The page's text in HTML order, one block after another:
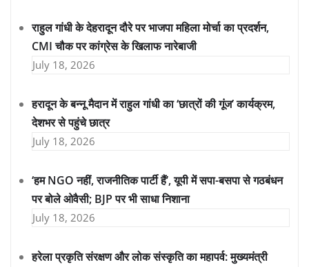
राहुल गांधी के देहरादून दौरे पर भाजपा महिला मोर्चा का प्रदर्शन,
CMI चौक पर कांग्रेस के खिलाफ नारेबाजी
July 18, 2026
हरादून के बन्नू मैदान में राहुल गांधी का ‘छात्रों की गूंज’ कार्यक्रम,
देशभर से पहुंचे छात्र
July 18, 2026
‘हम NGO नहीं, राजनीतिक पार्टी हैं’, यूपी में सपा-बसपा से गठबंधन
पर बोले ओवैसी; BJP पर भी साधा निशाना
July 18, 2026
हरेला प्रकृति संरक्षण और लोक संस्कृति का महापर्व: मुख्यमंत्री